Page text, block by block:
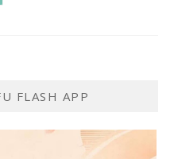
FLASH APP